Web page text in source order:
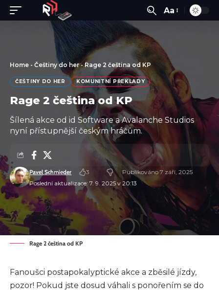
Aa
Home - Češtiny do her-Rage 2 čeština od KP
ČEŠTINY DO HER KOMUNITNÍ PŘEKLADY
Rage 2 čeština od KP
Šílená akce od id Software a Avalanche Studios
nyní přístupnější českým hráčům.
Poslední aktualizace: 7. 9. 2025 v 20:13
Pavel Schmieder 3 Publikováno 7 září, 2025
Rage 2 čeština od KP
Fanoušci postapokalyptické akce a zběsilé jízdy,
pozor! Pokud jste dosud váhali s ponořením se do